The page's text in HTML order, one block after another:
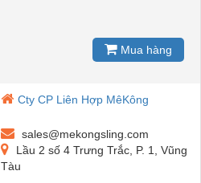
Mua hàng
Cty CP Liên Hợp MêKông
sales@mekongsling.com
Lầu 2 số 4 Trưng Trắc, P. 1, Vũng
Tàu